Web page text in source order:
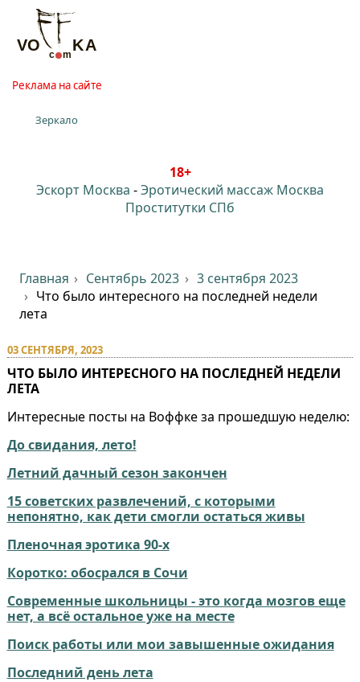
Реклама на сайте
Зеркало
18+
Эскорт Москва -Эротический массаж Москва
Проститутки СПб
Главная Сентябрь 2023
3 сентября 2023
Что было интересного на последней недели
лета
03 СЕНТЯБРЯ, 2023
ЧТО БЫЛО ИНТЕРЕСНОГО НА ПОСЛЕДНЕЙ НЕДЕЛИ
ЛЕТА
Интересные посты на Воффке за прошедшую неделю:
До свидания, лето!
Летний дачный сезон закончен
15 советских развлечений, с которыми
непонятно, как дети смогли остаться живы
Пленочная эротика 90-х
Коротко: обосрался в Сочи
Современные школьницы - это когда мозгов еще
нет, а всё остальное уже на месте
Поиск работы или мои завышенные ожидания
Последний день лета